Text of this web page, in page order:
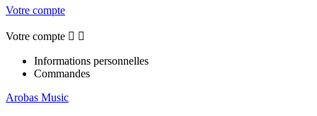
Votre compte
Votre compte  
Informations personnelles
Commandes
Arobas Music